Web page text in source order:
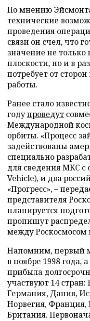
По мнению
технические
проведения
связи он счел, что
значение не только
плоскости, но и в
потребует от
работы.
Ранее стало
годупроведут
Международной
орбиты. «Процесс
задействованы
специально
для сведения МКС с
Vehicle), и два
«Прогресс», –
представителя
планируется
пропишут
между Роскосмосом
Напомним, первый
в ноябре 1998 года,
прибыла
участвуют 14
Германия, Дания,
Норвегия,
Британия.